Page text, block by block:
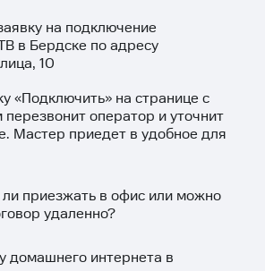
на подключение
в Бердске по адресу
10
«Подключить» на странице с
оператор и уточнит
Мастер приедет в удобное для
приезжать в офис или можно
удаленно?
домашнего интернета в